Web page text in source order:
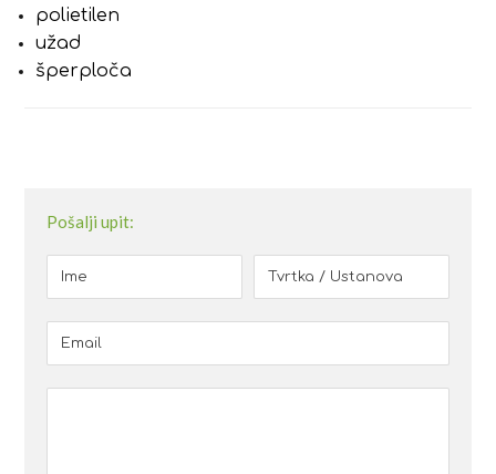
polietilen
užad
šperploča
Pošalji upit: